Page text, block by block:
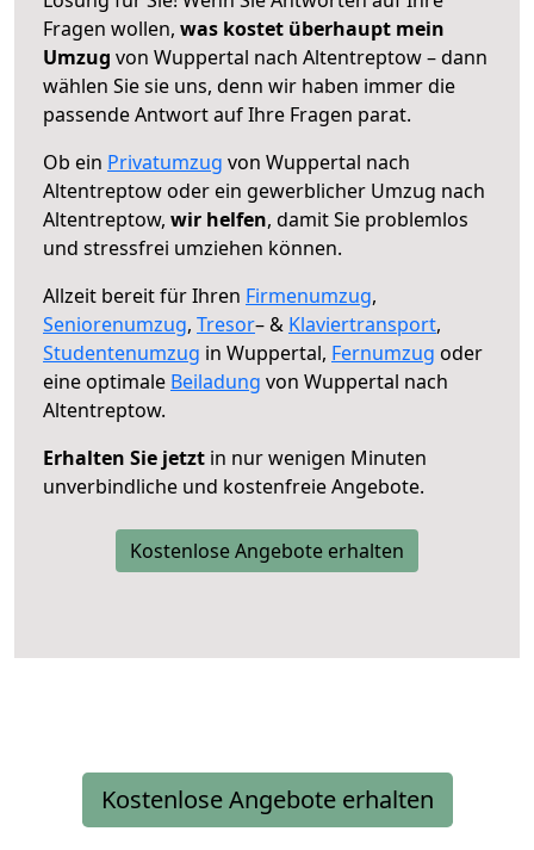
Fragen wollen, was kostet überhaupt mein
Umzug von Wuppertal nach Altentreptow – dann
wählen Sie sie uns, denn wir haben immer die
passende Antwort auf Ihre Fragen parat.
Ob ein Privatumzug von Wuppertal nach
Altentreptow oder ein gewerblicher Umzug nach
Altentreptow, wir helfen, damit Sie problemlos
und stressfrei umziehen können.
Allzeit bereit für Ihren Firmenumzug,
Seniorenumzug, Tresor– & Klaviertransport,
Studentenumzug in Wuppertal, Fernumzug oder
eine optimale Beiladung von Wuppertal nach
Altentreptow.
Erhalten Sie jetzt in nur wenigen Minuten
unverbindliche und kostenfreie Angebote.
Kostenlose Angebote erhalten
Kostenlose Angebote erhalten